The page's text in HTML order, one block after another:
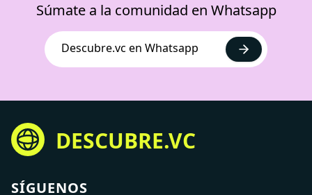
Súmate a la comunidad en Whatsapp
Descubre.vc en Whatsapp
DESCUBRE.VC
SÍGUENOS